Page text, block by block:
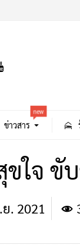
ข่าวสาร
new
ขใจ ขั
ย. 2021